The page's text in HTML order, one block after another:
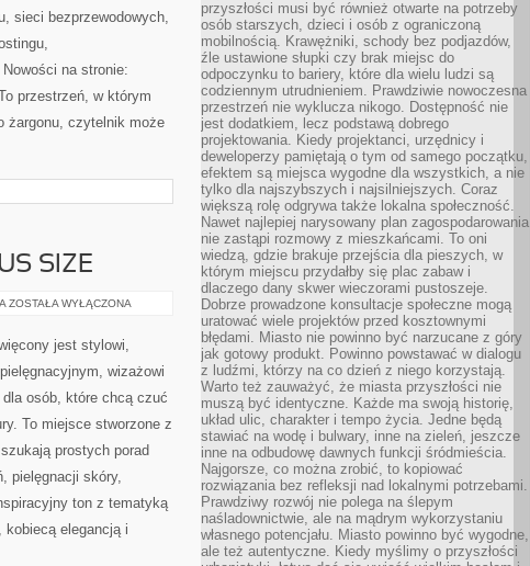
sieci bezprzewodowych,
na stronie:
przestrzeń, w którym
żargonu, czytelnik może
SIZE
TRENDY
W
MODZIE
SIZE
ZOSTAŁA WYŁĄCZONA
jest stylowi,
wizażowi
osób, które chcą czuć
To miejsce stworzone z
prostych porad
pielęgnacji skóry,
ton z tematyką
kobiecą elegancją i
przyszłości musi być również otwarte na potrzeby
osób starszych, dzieci i osób z ograniczoną
mobilnością. Krawężniki, schody bez podjazdów,
źle ustawione słupki czy brak miejsc do
odpoczynku to bariery, które dla wielu ludzi są
codziennym utrudnieniem. Prawdziwie nowoczesna
przestrzeń nie wyklucza nikogo. Dostępność nie
jest dodatkiem, lecz podstawą dobrego
projektowania. Kiedy projektanci, urzędnicy i
deweloperzy pamiętają o tym od samego początku,
efektem są miejsca wygodne dla wszystkich, a nie
tylko dla najszybszych i najsilniejszych. Coraz
większą rolę odgrywa także lokalna społeczność.
Nawet najlepiej narysowany plan zagospodarowania
nie zastąpi rozmowy z mieszkańcami. To oni
wiedzą, gdzie brakuje przejścia dla pieszych, w
którym miejscu przydałby się plac zabaw i
dlaczego dany skwer wieczorami pustoszeje.
Dobrze prowadzone konsultacje społeczne mogą
uratować wiele projektów przed kosztownymi
błędami. Miasto nie powinno być narzucane z góry
jak gotowy produkt. Powinno powstawać w dialogu
z ludźmi, którzy na co dzień z niego korzystają.
Warto też zauważyć, że miasta przyszłości nie
muszą być identyczne. Każde ma swoją historię,
układ ulic, charakter i tempo życia. Jedne będą
stawiać na wodę i bulwary, inne na zieleń, jeszcze
inne na odbudowę dawnych funkcji śródmieścia.
Najgorsze, co można zrobić, to kopiować
rozwiązania bez refleksji nad lokalnymi potrzebami.
Prawdziwy rozwój nie polega na ślepym
naśladownictwie, ale na mądrym wykorzystaniu
własnego potencjału. Miasto powinno być wygodne,
ale też autentyczne. Kiedy myślimy o przyszłości